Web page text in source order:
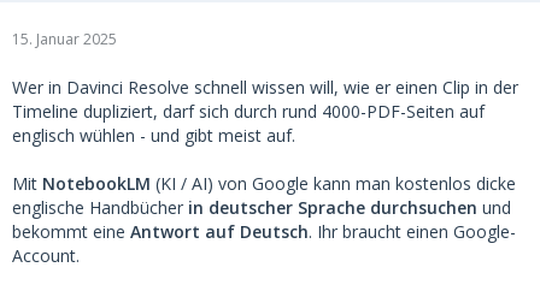
15. Januar 2025
Wer in Davinci Resolve schnell wissen will, wie er einen Clip in der
Timeline dupliziert, darf sich durch rund 4000-PDF-Seiten auf
englisch wühlen - und gibt meist auf.
Mit NotebookLM (KI / AI) von Google kann man kostenlos dicke
englische Handbücher in deutscher Sprache durchsuchen und
bekommt eine Antwort auf Deutsch. Ihr braucht einen Google-
Account.